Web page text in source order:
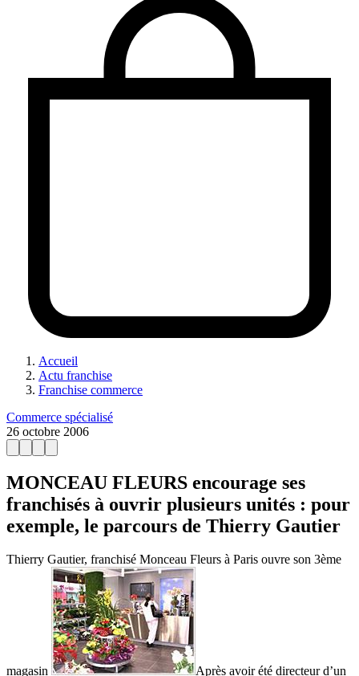
Accueil
Actu franchise
Franchise commerce
Commerce spécialisé
26 octobre 2006
MONCEAU FLEURS encourage ses
franchisés à ouvrir plusieurs unités : pour
exemple, le parcours de Thierry Gautier
Thierry Gautier, franchisé Monceau Fleurs à Paris ouvre son 3ème
magasin
Après avoir été directeur d’un